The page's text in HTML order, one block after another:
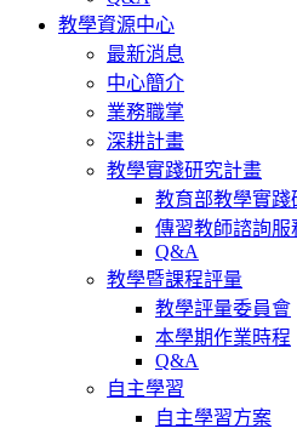
教學資源中心
最新消息
中心簡介
業務職掌
深耕計畫
教學實踐研究計畫
教育部教學實踐
傳習教師諮詢服
Q&A
教學暨課程評量
教學評量委員會
本學期作業時程
Q&A
自主學習
自主學習方案